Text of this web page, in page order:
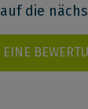
die